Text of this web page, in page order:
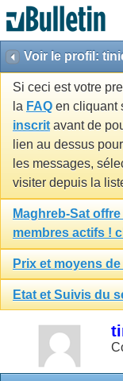
Voir le profil:
Si ceci est votre
la FAQ en cliquant
inscrit avant de
lien au dessus
les messages,
visiter depuis la
Maghreb-Sat
membres actifs !
Prix et moyens
Etat et Suivis du